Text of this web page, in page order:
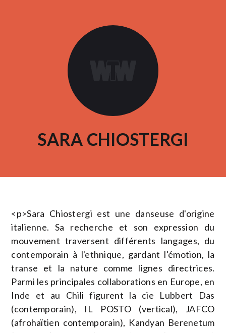
SARA CHIOSTERGI
<p>Sara Chiostergi est une danseuse d'origine
italienne. Sa recherche et son expression du
mouvement traversent différents langages, du
contemporain à l'ethnique, gardant l'émotion, la
transe et la nature comme lignes directrices.
Parmi les principales collaborations en Europe, en
Inde et au Chili figurent la cie Lubbert Das
(contemporain), IL POSTO (vertical), JAFCO
(afrohaïtien contemporain), Kandyan Berenetum